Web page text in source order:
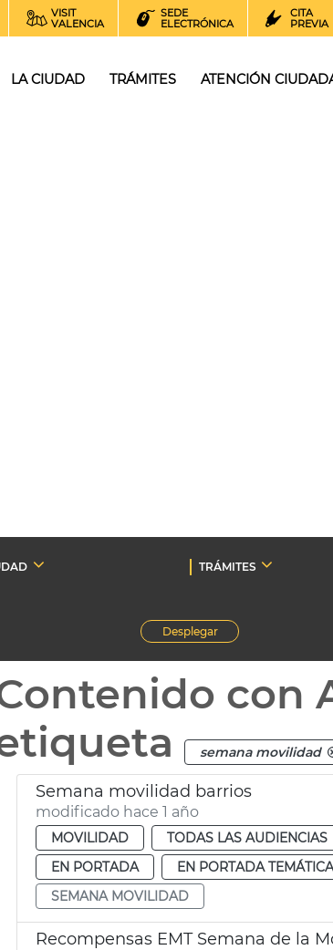
VISIT
VALENCIA
SEDE
ELECTRÓNICA
CITA
PREVIA
LA CIUDAD TRÁMITES ATENCIÓN
TRÁMITES
Desplegar
con
semana movilidad
Semana movilidad barrios
modificado hace 1 año
MOVILIDAD TODAS LAS AUDIENCIAS
EN PORTADA
EN PORTADA TEMÁTICA
SEMANA MOVILIDAD
Recompensas EMT Semana de la